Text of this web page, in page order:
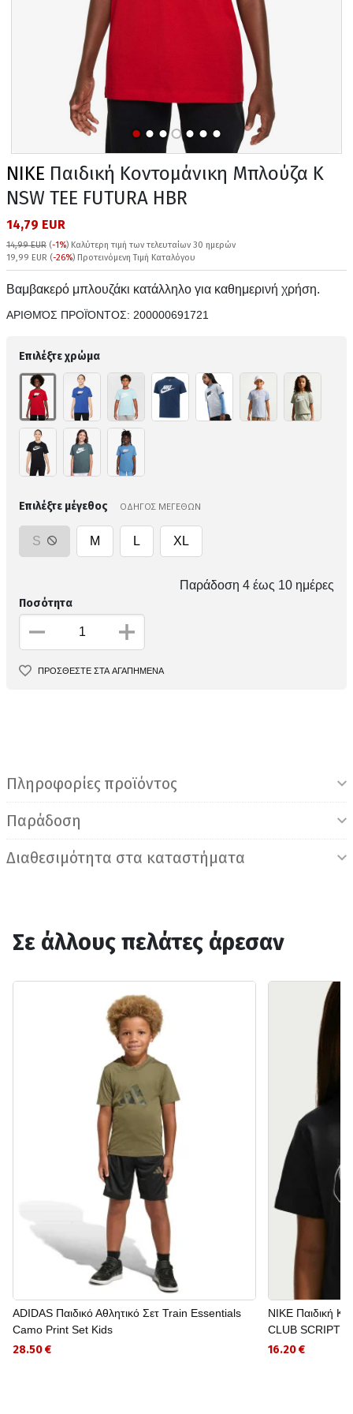
NIKE Παιδική Κοντομάνικη Μπλούζα K
NSW TEE FUTURA HBR
14,79 EUR
14,99 EUR (-1%) Καλύτερη τιμή των τελευταίων 30 ημερών
19,99 EUR (-26%) Προτεινόμενη Τιμή Καταλόγου
Βαμβακερό μπλουζάκι κατάλληλο για καθημερινή χρήση.
ΑΡΙΘΜΌΣ ΠΡΟΪΌΝΤΟΣ: 200000691721
Επιλέξτε χρώμα
Επιλέξτε μέγεθος ΟΔΗΓΟΣ ΜΕΓΕΘΩΝ
S M L XL
Παράδοση 4 έως 10 ημέρες
Ποσότητα
ΠΡΟΣΘΕΣΤΕ ΣΤΑ ΑΓΑΠΗΜΕΝΑ
Πληροφορίες προϊόντος
Παράδοση
Διαθεσιμότητα στα καταστήματα
Σε άλλους πελάτες άρεσαν
ADIDAS Παιδικό Αθλητικό Σετ Train Essentials
Camo Print Set Kids
28.50 €
NIKE Παιδική
CLUB SCRIPT
16.20 €